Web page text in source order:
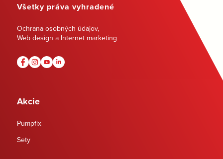
Všetky práva vyhradené
Ochrana osobných údajov,
Web design a Internet marketing
Akcie
Pumpfix
Sety